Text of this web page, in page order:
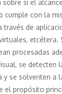
si el
cumple con la
través de
etcétera.
procesadas
se detecten
y se solventen a
el propósito